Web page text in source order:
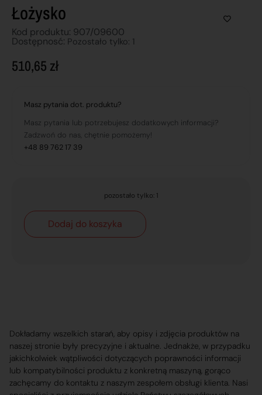
Łożysko
Kod produktu: 907/09600
Dostępnosć: Pozostało tylko: 1
510,65 zł
Masz pytania dot. produktu?
Masz pytania lub potrzebujesz dodatkowych informacji?
Zadzwoń do nas, chętnie pomożemy!
+48 89 762 17 39
pozostało tylko: 1
Dodaj do koszyka
Dokładamy wszelkich starań, aby opisy i zdjęcia produktów na
naszej stronie były precyzyjne i aktualne. Jednakże, w przypadku
jakichkolwiek wątpliwości dotyczących poprawności informacji
lub kompatybilności produktu z konkretną maszyną, gorąco
zachęcamy do kontaktu z naszym zespołem obsługi klienta. Nasi